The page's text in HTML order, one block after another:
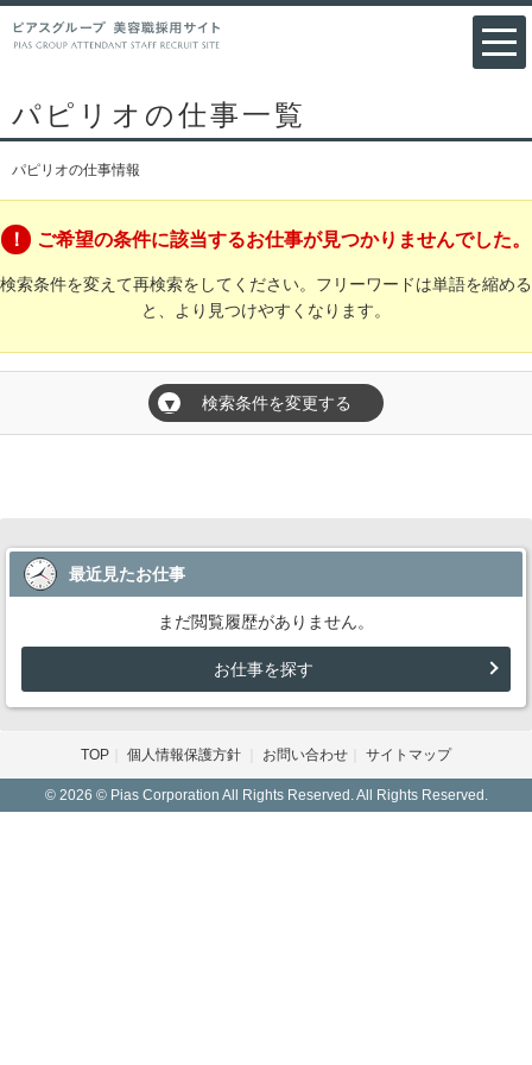
パピリオの仕事一覧
パピリオの仕事情報
ご希望の条件に該当するお仕事が見つかりませんでした。
検索条件を変えて再検索をしてください。フリーワードは単語を縮める
と、より見つけやすくなります。
▼ 検索条件を変更する
最近見たお仕事
まだ閲覧履歴がありません。
お仕事を探す
TOP 個人情報保護方針 お問い合わせ サイトマップ
© 2026 © Pias Corporation All Rights Reserved. All Rights Reserved.